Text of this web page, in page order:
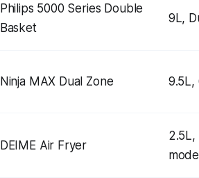
Philips 5000 Series Double
Basket
9L,
Ninja MAX Dual Zone 9.5L,
DEIME Air Fryer